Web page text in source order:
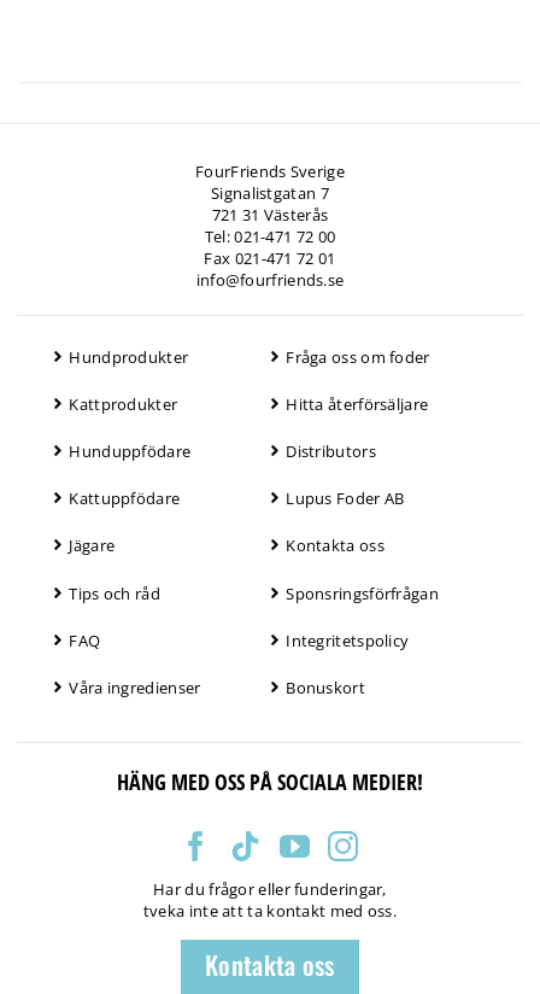
FourFriends Sverige
Signalistgatan 7
721 31 Västerås
Tel: 021-471 72 00
Fax 021-471 72 01
info@fourfriends.se
Hundprodukter
Kattprodukter
Hunduppfödare
Kattuppfödare
Jägare
Tips och råd
FAQ
Våra ingredienser
Fråga oss om foder
Hitta återförsäljare
Distributors
Lupus Foder AB
Kontakta oss
Sponsringsförfrågan
Integritetspolicy
Bonuskort
HÄNG MED OSS PÅ SOCIALA MEDIER!
Har du frågor eller funderingar,
tveka inte att ta kontakt med oss.
Kontakta oss